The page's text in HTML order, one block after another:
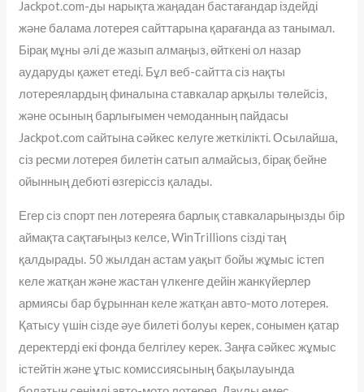
Jackpot.com-ды нарықта жаңадан бастағандар іздейді
және балама лотерея сайттарына қарағанда аз танымал.
Бірақ мұны әлі де жазып алмаңыз, өйткені ол назар
аударуды қажет етеді. Бұл веб-сайтта сіз нақты
лотереялардың финалына ставкалар арқылы төлейсіз,
және осының барлығымен чемоданның пайдасы
Jackpot.com сайтына сәйкес келуге жеткілікті. Осылайша,
сіз ресми лотерея билетін сатып алмайсыз, бірақ бейне
ойынның дебюті өзгеріссіз қалады.
Егер сіз спорт пен лотереяға барлық ставкаларыңызды бір
аймақта сақтағыңыз келсе, WinTrillions сізді таң
қалдырады. 50 жылдан астам уақыт бойы жұмыс істеп
келе жатқан және жастан үлкенге дейін жанкүйерлер
армиясы бар бұрыннан келе жатқан авто-мото лотерея.
Қатысу үшін сізде әуе билеті болуы керек, сонымен қатар
деректерді екі фонда белгілеу керек. Заңға сәйкес жұмыс
істейтін және ұтыс комиссиясының бақылауында